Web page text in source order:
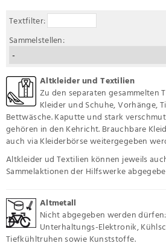
Textfilter:
Sammelstellen:
Altkleider und Textilien
Zu den separaten gesammelten
Kleider und Schuhe, Vorhänge,
Bettwäsche. Kaputte und stark
gehören in den Kehricht. Brauchbare
auch via Kleiderbörse weitergegeben
Altkleider ud Textilien können jeweils
Sammelaktionen der Hilfswerke
Altmetall
Nicht abgegeben werden
Unterhaltungs-Elektronik,
Tiefkühltruhen sowie Kunststoffe.